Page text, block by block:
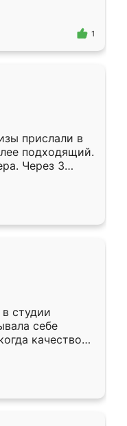
Приехавший
самый
1
прислали в
подходящий.
Через 3
Остались
Ренессанс
студии
себе
качеством
уже почти